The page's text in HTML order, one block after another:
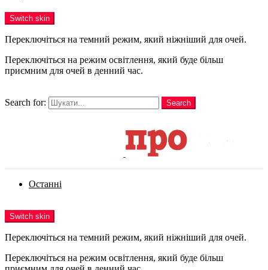
Switch skin
Переключіться на темний режим, який ніжніший для очей.
Переключіться на режим освітлення, який буде більш
приємним для очей в денний час.
Search for:
Search
Останні
Switch skin
Переключіться на темний режим, який ніжніший для очей.
Переключіться на режим освітлення, який буде більш